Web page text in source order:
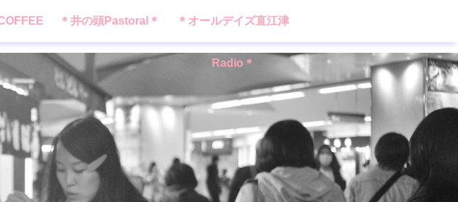
＊井の頭Pastoral＊ ＊オールデイズ直江津
Radio＊